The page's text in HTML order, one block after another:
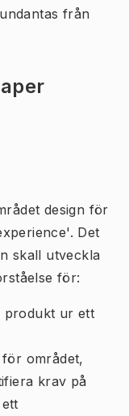
från
design för
Det
skall utveckla
för:
produkt ur ett
området,
krav på